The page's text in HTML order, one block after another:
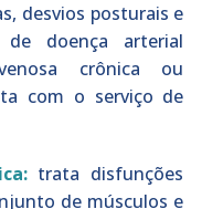
desvios posturais e
de doença arterial
crônica ou
com o serviço de
trata disfunções
de músculos e